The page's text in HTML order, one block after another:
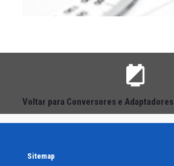
Voltar para Conversores e Adaptadores
Sitemap